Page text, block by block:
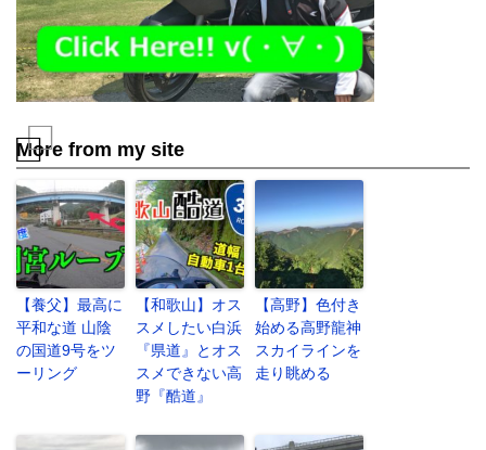
More from my site
【養父】最高に
平和な道 山陰
の国道9号をツ
ーリング
【和歌山】オス
スメしたい白浜
『県道』とオス
スメできない高
野『酷道』
【高野】色付き
始める高野龍神
スカイラインを
走り眺める